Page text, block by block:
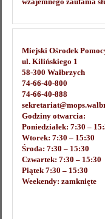
Miejski Ośrodek
ul. Kilińskiego 1
58-300 Wałbrzych
74-66-40-800
74-66-40-888
Godziny otwarcia:
Poniedziałek: 7:30 –
Wtorek: 7:30 – 15:30
Środa: 7:30 – 15:30
Czwartek: 7:30 – 15:30
Piątek 7:30 – 15:30
Weekendy: zamknięte